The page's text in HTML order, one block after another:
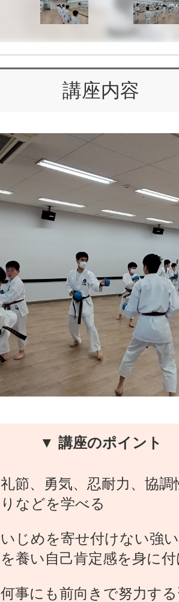
講座内容
▼ 講座のポイント
礼節、勇気、忍耐力、協調
りなどを学べる
いじめを寄せ付けない強
を養い自己肯定感を身に付
何事にも前向きで努力す